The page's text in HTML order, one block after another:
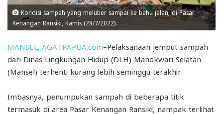
Kondisi sampah yang meluber sampai ke bahu jalan, di Pasar
Kenangan Ransiki, Kamis (28/7/2022).
MANSEL,JAGATPAPUA.com–Pelaksanaan jemput sampah
dari Dinas Lingkungan Hidup (DLH) Manokwari Selatan
(Mansel) terhenti kurang lebih seminggu terakhir.
Imbasnya, penumpukan sampah di beberapa titik
termasuk di area Pasar Kenangan Ransiki, nampak terlihat